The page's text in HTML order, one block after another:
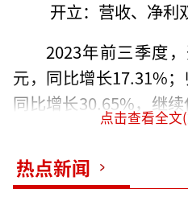
开立：营收、净利
2023年前三季度
元，同比增长17.31%；
同比增长30.65%，继
增速的状态。第三季
升2.1%；归母净利润
2.6%。
点击查看全文
热点新闻